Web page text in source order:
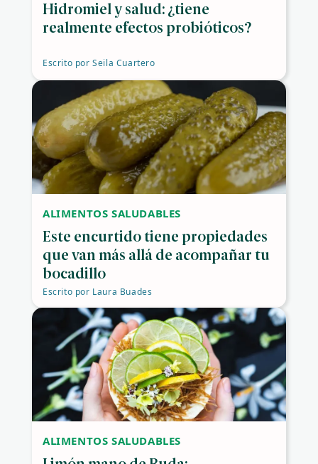
Hidromiel y salud: ¿tiene
realmente efectos probióticos?
Escrito por Seila Cuartero
ALIMENTOS SALUDABLES
Este encurtido tiene propiedades
que van más allá de acompañar tu
bocadillo
Escrito por Laura Buades
ALIMENTOS SALUDABLES